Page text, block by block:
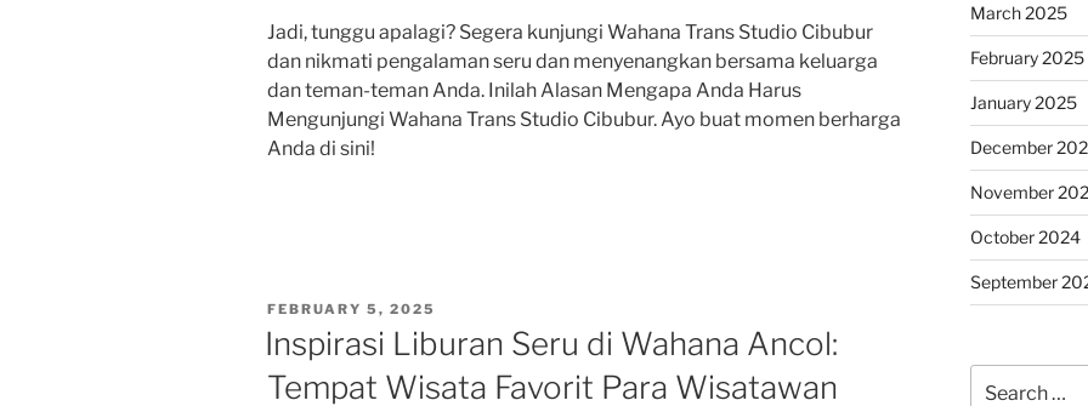
Jadi, tunggu apalagi? Segera kunjungi Wahana Trans Studio Cibubur
dan nikmati pengalaman seru dan menyenangkan bersama keluarga
dan teman-teman Anda. Inilah Alasan Mengapa Anda Harus
Mengunjungi Wahana Trans Studio Cibubur. Ayo buat momen berharga
Anda di sini!
POSTED
FEBRUARY 5, 2025
Inspirasi Liburan Seru di Wahana Ancol:
Tempat Wisata Favorit Para Wisatawan
March 2025
February 2025
January 2025
December
November
October 2024
September